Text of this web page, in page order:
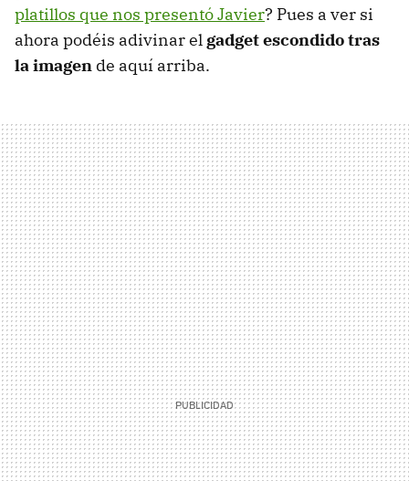
platillos que nos presentó Javier? Pues a ver si
ahora podéis adivinar el gadget escondido tras
la imagen de aquí arriba.